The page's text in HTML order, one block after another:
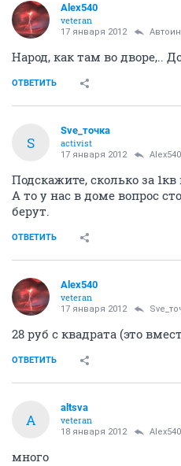
Alex540
veteran
17 января 2012
Народ, как там во дворе,..
ОТВЕТИТЬ
S
Sve_точка
activist
17 января 2012 Alex540
Подскажите, сколько за
А то у нас в доме вопрос
берут.
ОТВЕТИТЬ
Alex540
veteran
17 января 2012
28 руб с квадрата (это
ОТВЕТИТЬ
A
altsva
veteran
18 января 2012 Alex540
много